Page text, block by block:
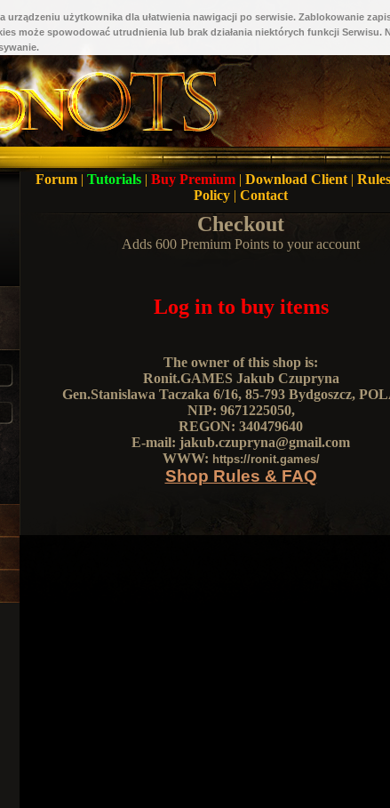
urządzeniu użytkownika dla ułatwienia nawigacji po serwisie. Zablokowanie
może spowodować utrudnienia lub brak działania niektórych funkcji
Forum | Tutorials | Buy Premium | Download Client | Rules
Policy | Contact
Checkout
Adds 600 Premium Points to your account
Log in to buy items
The owner of this shop is:
Ronit.GAMES Jakub Czupryna
Gen.Stanislawa Taczaka 6/16, 85-793 Bydgoszcz,
NIP: 9671225050,
REGON: 340479640
E-mail: jakub.czupryna@gmail.com
WWW: https://ronit.games/
Shop Rules & FAQ